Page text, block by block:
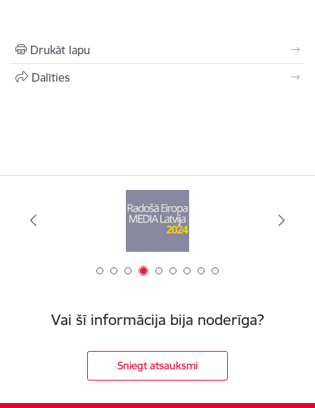
Drukāt lapu
Dalīties
Vai šī informācija bija noderīga?
Sniegt atsauksmi